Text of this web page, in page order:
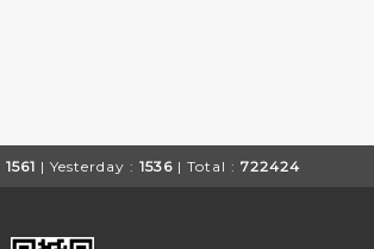
1561 | Yesterday : 1536 | Total : 722424